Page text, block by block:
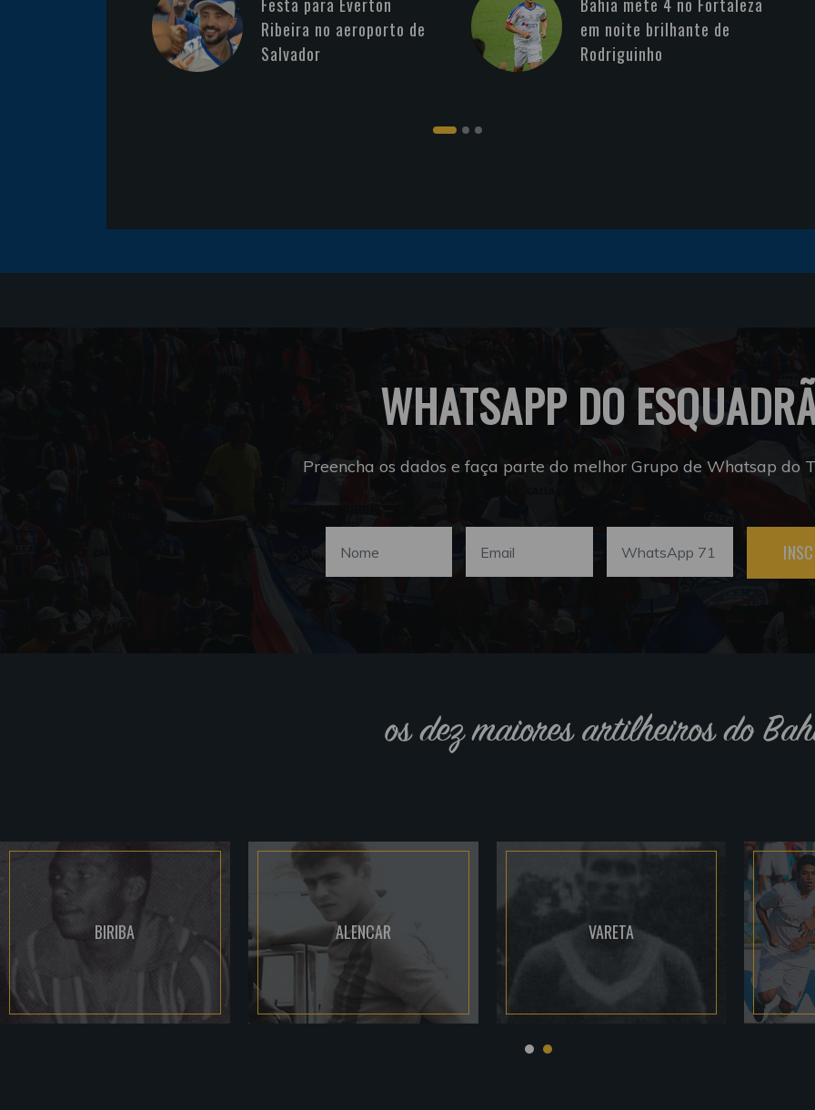
Ribeira no aeroporto de
Salvador
em noite brilhante de
Rodriguinho
WHATSAPP DO
Preencha os dados e faça parte do melhor Grupo de Whatsap do
os dez maiores artilheiros do
BIRIBA ALENCAR VARETA